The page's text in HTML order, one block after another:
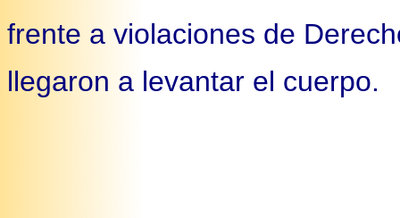
frente a violaciones de
llegaron a levantar el cuerpo.